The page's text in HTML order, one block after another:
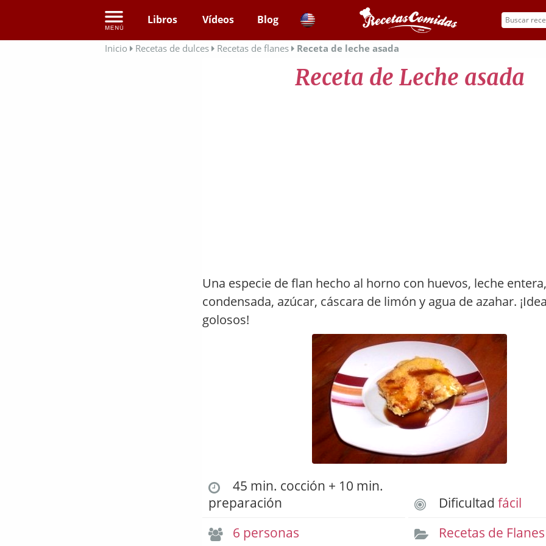
Libros Vídeos Blog
Inicio Recetas de dulces Recetas de flanes Receta de leche asada
Receta de Leche asada
Una especie de flan hecho al horno con huevos, leche
condensada, azúcar, cáscara de limón y agua de azahar.
golosos!
45 min. cocción + 10 min.
preparación
Dificultadfácil
6 personas
Recetas de Flanes